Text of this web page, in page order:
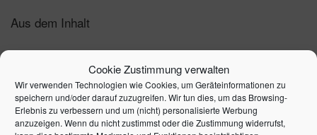
Cookie Zustimmung verwalten
Wir verwenden Technologien wie Cookies, um Geräteinformationen zu
speichern und/oder darauf zuzugreifen. Wir tun dies, um das Browsing-
Erlebnis zu verbessern und um (nicht) personalisierte Werbung
anzuzeigen. Wenn du nicht zustimmst oder die Zustimmung widerrufst,
Aus dem Inhalt
Konzeptionelle Grundlage und Anleitung für
Corporate Nudges
Anwendungsschwerpunkte und Umsetzungsformen
Leitfaden zur eigenständigen Entwicklung von
Nudges in Unternehmen